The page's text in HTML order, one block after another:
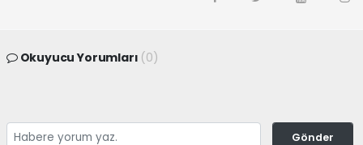
Okuyucu Yorumları (0)
Gönder